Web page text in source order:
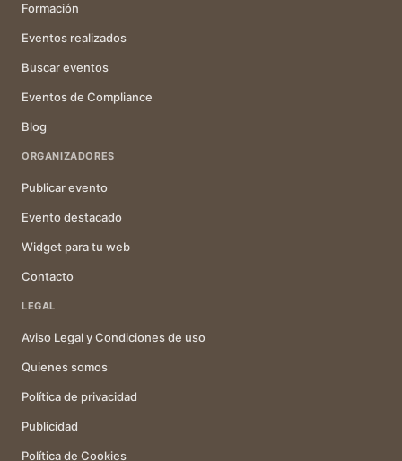
Formación
Eventos realizados
Buscar eventos
Eventos de Compliance
Blog
ORGANIZADORES
Publicar evento
Evento destacado
Widget para tu web
Contacto
LEGAL
Aviso Legal y Condiciones de uso
Quienes somos
Política de privacidad
Publicidad
Política de Cookies